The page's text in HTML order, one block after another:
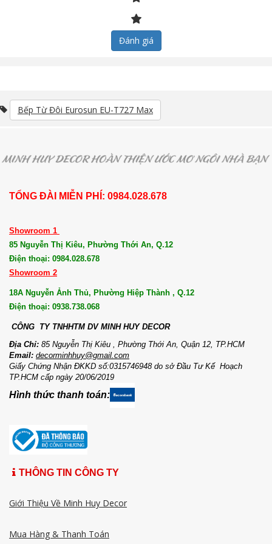
Đánh giá
Bếp Từ Đôi Eurosun EU-T727 Max
TỔNG ĐÀI MIỄN PHÍ: 0984.028.678
Showroom 1
85 Nguyễn Thị Kiêu, Phường Thới An, Q.12
Điện thoại: 0984.028.678
Showroom 2
18A Nguyễn Ảnh Thủ, Phường Hiệp Thành , Q.12
Điện thoại: 0938.738.068
CÔNG TY TNHHTM DV MINH HUY DECOR
Địa Chỉ: 85 Nguyễn Thị Kiêu , Phường Thới An, Quận 12, TP.HCM
Email: decorminhhuy@gmail.com
Giấy Chứng Nhận ĐKKD số:0315746948 do sở Đầu Tư Kế Hoạch
TP.HCM cấp ngày 20/06/2019
Hình thức thanh toán:
THÔNG TIN CÔNG TY
Giới Thiệu Về Minh Huy Decor
Mua Hàng & Thanh Toán